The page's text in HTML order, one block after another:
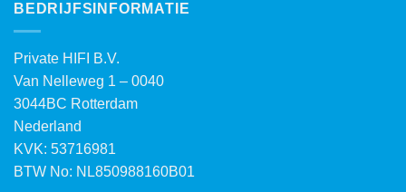
BEDRIJFSINFORMATIE
Private HIFI B.V.
Van Nelleweg 1 – 0040
3044BC Rotterdam
Nederland
KVK: 53716981
BTW No: NL850988160B01